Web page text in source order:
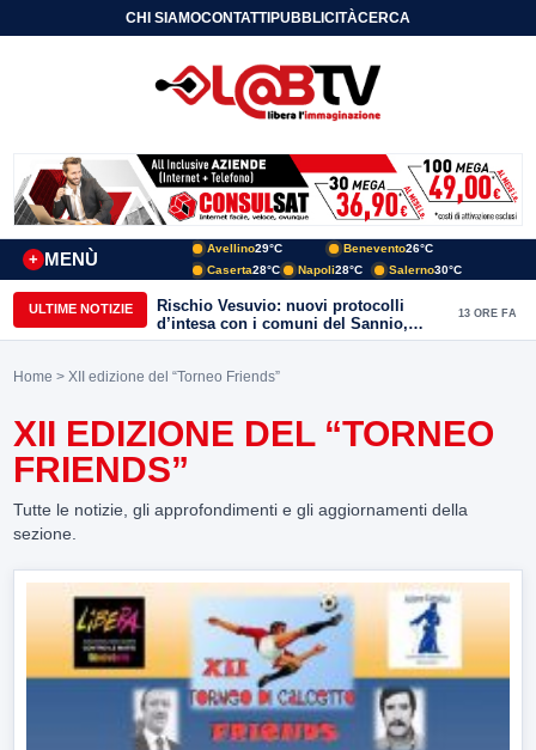
CHI SIAMOCONTATTIPUBBLICITÀCERCA
MENÙ
+
Avellino29°C Benevento26°C
Caserta28°C Napoli28°C Salerno30°C
ULTIME NOTIZIE
Rischio Vesuvio: nuovi protocolli
d’intesa con i comuni del Sannio,
firmato il protocollo con Arpaise
13 ORE FA
Home > XII edizione del “Torneo Friends”
XII EDIZIONE DEL “TORNEO
FRIENDS”
Tutte le notizie, gli approfondimenti e gli aggiornamenti della
sezione.